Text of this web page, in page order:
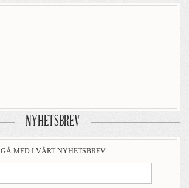
NYHETSBREV
GÅ MED I VÅRT NYHETSBREV